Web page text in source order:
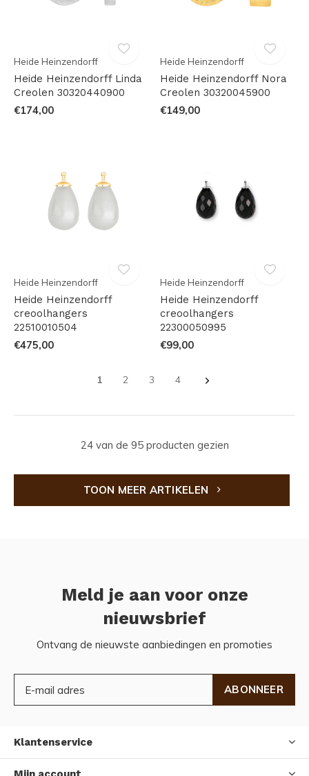
Heide Heinzendorff
Heide Heinzendorff Linda
Creolen 30320440900
€174,00
Heide Heinzendorff
Heide Heinzendorff Nora
Creolen 30320045900
€149,00
Heide Heinzendorff
Heide Heinzendorff
creoolhangers
22510010504
€475,00
Heide Heinzendorff
Heide Heinzendorff
creoolhangers
22300050995
€99,00
1 2 3 4
24 van de 95 producten gezien
TOON MEER ARTIKELEN
Meld je aan voor onze
nieuwsbrief
Ontvang de nieuwste aanbiedingen en promoties
ABONNEER
Klantenservice